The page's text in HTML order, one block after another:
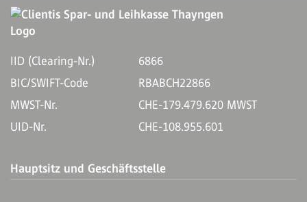
IID (Clearing-Nr.)
6866
BIC/SWIFT-Code
RBABCH22866
MWST-Nr.
CHE-179.479.620 MWST
UID-Nr.
CHE-108.955.601
Hauptsitz und Geschäftsstelle